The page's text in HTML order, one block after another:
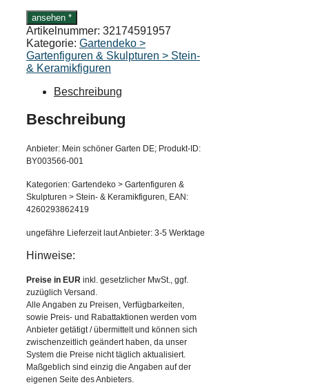
ansehen *
Artikelnummer: 32174591957
Kategorie: Gartendeko >
Gartenfiguren & Skulpturen > Stein-
& Keramikfiguren
Beschreibung
Beschreibung
Anbieter: Mein schöner Garten DE; Produkt-ID:
BY003566-001
Kategorien: Gartendeko > Gartenfiguren &
Skulpturen > Stein- & Keramikfiguren, EAN:
4260293862419
ungefähre Lieferzeit laut Anbieter: 3-5 Werktage
Hinweise:
Preise in EUR inkl. gesetzlicher MwSt., ggf.
zuzüglich Versand.
Alle Angaben zu Preisen, Verfügbarkeiten,
sowie Preis- und Rabattaktionen werden vom
Anbieter getätigt / übermittelt und können sich
zwischenzeitlich geändert haben, da unser
System die Preise nicht täglich aktualisiert.
Maßgeblich sind einzig die Angaben auf der
eigenen Seite des Anbieters.